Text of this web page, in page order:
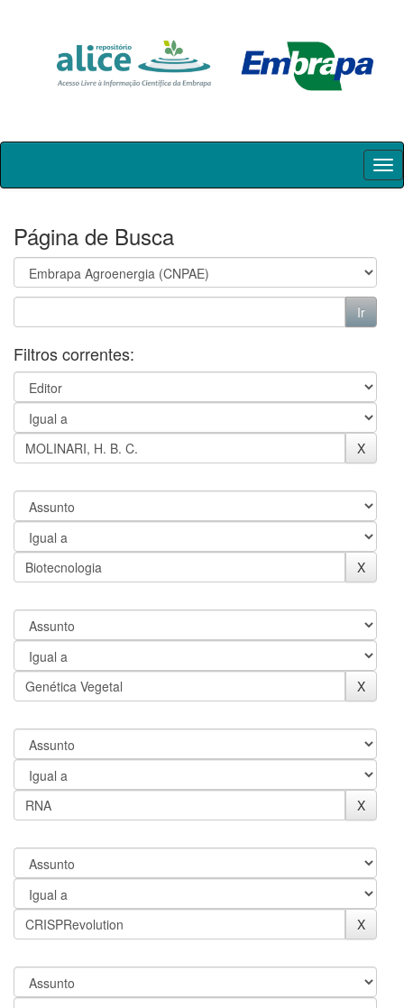
Skip
Página de Busca
Filtros correntes: